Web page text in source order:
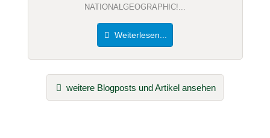
NATIONALGEOGRAPHIC!...
Weiterlesen...
weitere Blogposts und Artikel ansehen